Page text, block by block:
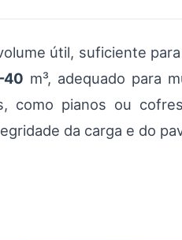
útil, suficiente
m³, adequado para
como pianos ou
da carga e do